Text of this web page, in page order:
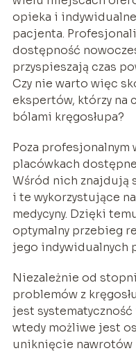
opieka i
pacjenta.
dostępność
przyspieszają czas
Czy nie warto więc
ekspertów, którzy na
bólami kręgosłupa?
Poza profesjonalnym
placówkach
Wśród nich znajdują
i te wykorzystujące
medycyny. Dzięki
optymalny przebieg
jego indywidualnych
Niezależnie od
problemów z
jest
wtedy możliwe jest
uniknięcie nawrotów